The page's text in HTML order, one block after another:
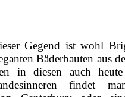
Gegend ist wohl
Bäderbauten aus
in diesen auch
findet